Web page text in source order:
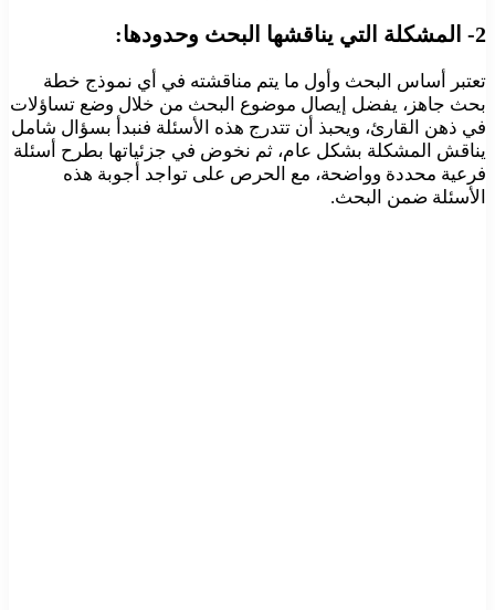
2- المشكلة التي يناقشها البحث وحدودها:
تعتبر أساس البحث وأول ما يتم مناقشته في أي نموذج خطة
بحث جاهز، يفضل إيصال موضوع البحث من خلال وضع تساؤلات
في ذهن القارئ، ويحبذ أن تتدرج هذه الأسئلة فنبدأ بسؤال شامل
يناقش المشكلة بشكل عام، ثم نخوض في جزئياتها بطرح أسئلة
فرعية محددة وواضحة، مع الحرص على تواجد أجوبة هذه
الأسئلة ضمن البحث.